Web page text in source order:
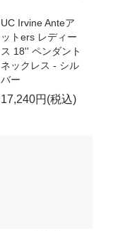
UC Irvine Anteア
ットers レディー
ス 18'' ペンダント
ネックレス - シル
バー
17,240円(税込)